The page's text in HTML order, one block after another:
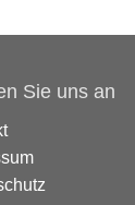
Sie uns an